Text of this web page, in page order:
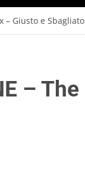
– Giusto e Sbagliato
– The